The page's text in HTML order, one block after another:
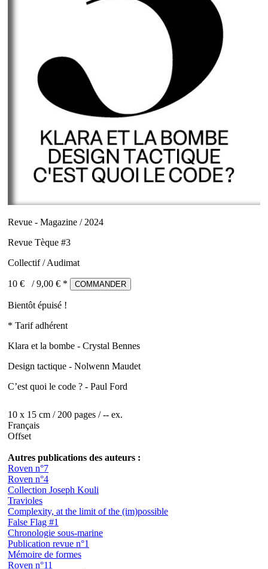
Revue - Magazine / 2024
Revue Tèque #3
Collectif / Audimat
10 € /9,00 € * COMMANDER
Bientôt épuisé !
* Tarif adhérent
Klara et la bombe - Crystal Bennes
Design tactique - Nolwenn Maudet
C’est quoi le code ? - Paul Ford
10 x 15 cm / 200 pages / -- ex.
Français
Offset
Autres publications des auteurs :
Roven n°7
Roven n°4
Collection Joseph Kouli
Travioles
Complexity, at the limit of the (im)possible
False Flag #1
Chronologie sous-marine
Publication revue n°1
Mémoire de formes
Roven n°11